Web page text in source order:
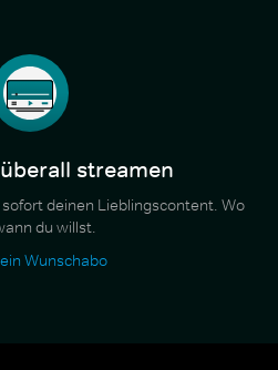
streamen
deinen Lieblingscontent. Wo
du willst.
Wunschabo